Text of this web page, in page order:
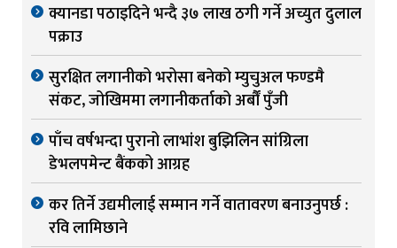
क्यानडा पठाइदिने भन्दै ३७ लाख ठगी गर्ने अच्युत दुलाल
पक्राउ
सुरक्षित लगानीको भरोसा बनेको म्युचुअल फण्डमै
संकट, जोखिममा लगानीकर्ताको अर्बौं पुँजी
पाँच वर्षभन्दा पुरानो लाभांश बुझिलिन सांग्रिला
डेभलपमेन्ट बैंकको आग्रह
कर तिर्ने उद्यमीलाई सम्मान गर्ने वातावरण बनाउनुपर्छ :
रवि लामिछाने